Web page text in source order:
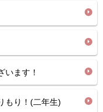
います！
りもり！(二年生)